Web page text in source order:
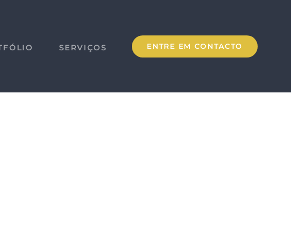
SERVIÇOS ENTRE EM CONTACTO